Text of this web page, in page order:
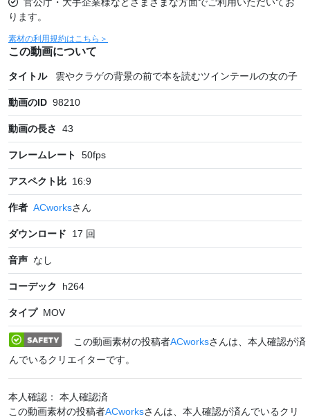
ります。
素材の利用規約はこちら＞
この動画について
タイトル 雲やクラゲの背景の前で本を読むツインテールの女の子
動画のID 98210
動画の長さ 43
フレームレート 50fps
アスペクト比 16:9
作者 ACworksさん
ダウンロード 17 回
音声 なし
コーデック h264
タイプ MOV
この動画素材の投稿者ACworksさんは、本人確認が済
んでいるクリエイターです。
本人確認： 本人確認済
この動画素材の投稿者ACworksさんは、本人確認が済んでいるクリ